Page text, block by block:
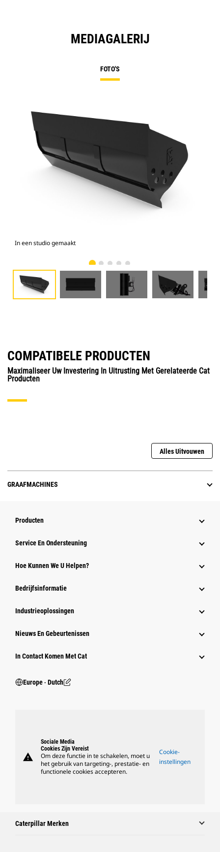
MEDIAGALERIJ
FOTO'S
In een studio gemaakt
COMPATIBELE PRODUCTEN
Maximaliseer Uw Investering In Uitrusting Met Gerelateerde Cat
Producten
Alles Uitvouwen
GRAAFMACHINES
Producten
Service En Ondersteuning
Hoe Kunnen We U Helpen?
Bedrijfsinformatie
Industrieoplossingen
Nieuws En Gebeurtenissen
In Contact Komen Met Cat
Europe ‧ Dutch
warning
Sociale Media
Cookies Zijn Vereist
Om deze functie in te schakelen, moet u
het gebruik van targeting-, prestatie- en
functionele cookies accepteren.
Cookie-
instellingen
Caterpillar Merken